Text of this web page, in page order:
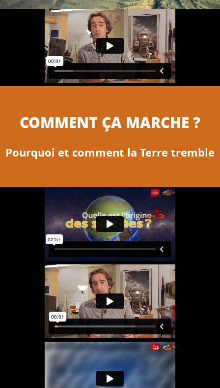
COMMENT ÇA MARCHE ?
Pourquoi et comment la Terre tremble